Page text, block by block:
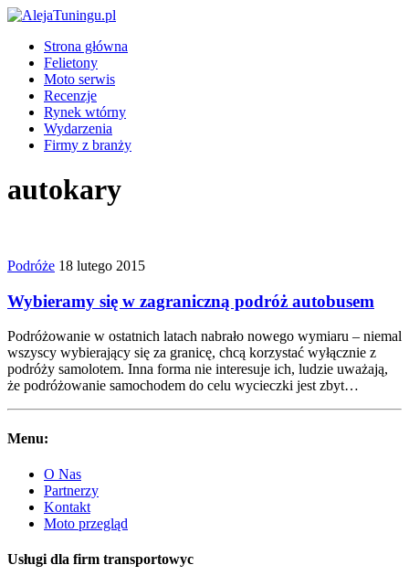
Strona główna
Felietony
Moto serwis
Recenzje
Rynek wtórny
Wydarzenia
Firmy z branży
autokary
Podróże 18 lutego 2015
Wybieramy się w zagraniczną podróż autobusem
Podróżowanie w ostatnich latach nabrało nowego wymiaru – niemal
wszyscy wybierający się za granicę, chcą korzystać wyłącznie z
podróży samolotem. Inna forma nie interesuje ich, ludzie uważają,
że podróżowanie samochodem do celu wycieczki jest zbyt…
Menu:
O Nas
Partnerzy
Kontakt
Moto przegląd
Usługi dla firm transportowyc